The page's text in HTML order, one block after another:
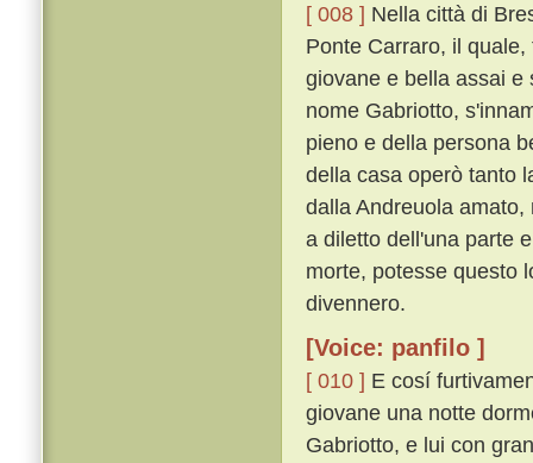
[ 008 ] Nella città di
Ponte Carraro, il
giovane e bella assai e
nome Gabriotto,
pieno e della persona
della casa operò tanto
dalla Andreuola
a diletto dell'una parte
morte, potesse questo
divennero.
[Voice: panfilo ]
[ 010 ] E cosí
giovane una notte
Gabriotto, e lui con